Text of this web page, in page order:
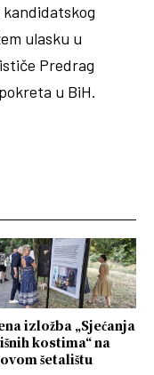
ulasku u
Predrag
u BiH.
izložba „Sjećanja
kostima“ na
šetalištu